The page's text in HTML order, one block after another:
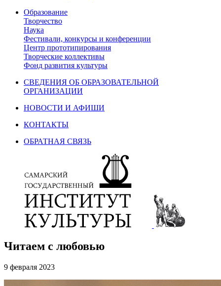
Образование
Творчество
Наука
Фестивали, конкурсы и конференции
Центр прототипирования
Творческие коллективы
Фонд развития культуры
СВЕДЕНИЯ ОБ ОБРАЗОВАТЕЛЬНОЙ
ОРГАНИЗАЦИИ
НОВОСТИ И АФИШИ
КОНТАКТЫ
ОБРАТНАЯ СВЯЗЬ
Читаем с любовью
9 февраля 2023